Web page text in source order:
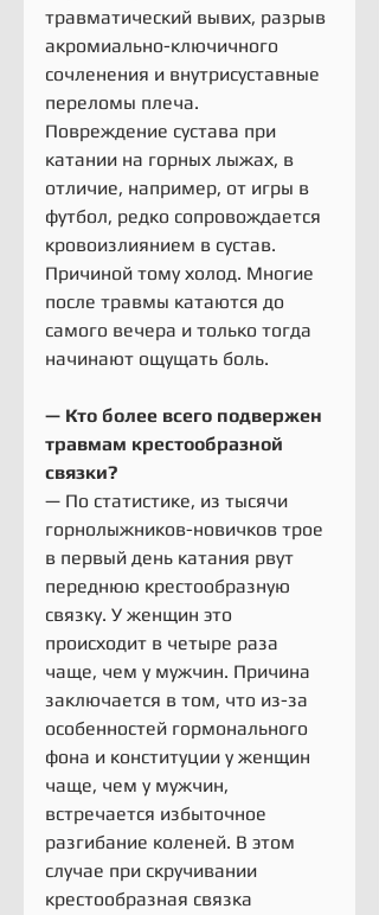
травматический вывих, разрыв
акромиально-ключичного
сочленения и внутрисуставные
переломы плеча.
Повреждение сустава при
катании на горных лыжах, в
отличие, например, от игры в
футбол, редко сопровождается
кровоизлиянием в сустав.
Причиной тому холод. Многие
после травмы катаются до
самого вечера и только тогда
начинают ощущать боль.
— Кто более всего подвержен
травмам крестообразной
связки?
— По статистике, из тысячи
горнолыжников-новичков трое
в первый день катания рвут
переднюю крестообразную
связку. У женщин это
происходит в четыре раза
чаще, чем у мужчин. Причина
заключается в том, что из-за
особенностей гормонального
фона и конституции у женщин
чаще, чем у мужчин,
встречается избыточное
разгибание коленей. В этом
случае при скручивании
крестообразная связка